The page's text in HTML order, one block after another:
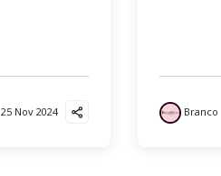
25 Nov 2024 Branco